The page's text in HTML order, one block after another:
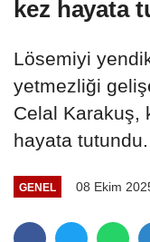
kez hayata
Lösemiyi
yetmezliği
Celal Karakuş,
hayata tutundu.
GENEL 08 Ekim